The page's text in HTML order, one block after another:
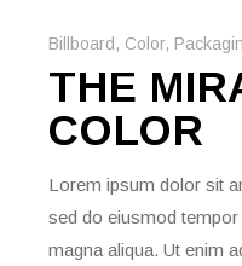
Billboard , Color,
THE
COLOR
Lorem ipsum dolor sit
sed do eiusmod
magna aliqua. Ut enim